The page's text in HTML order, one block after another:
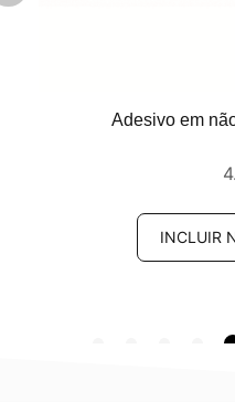
Adesivo em
INCLUIR